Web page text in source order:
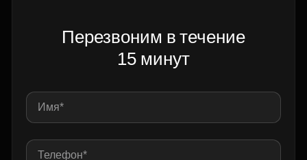
Перезвоним в течение
15 минут